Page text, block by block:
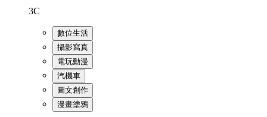
3C
數位生活
攝影寫真
電玩動漫
汽機車
圖文創作
漫畫塗鴉